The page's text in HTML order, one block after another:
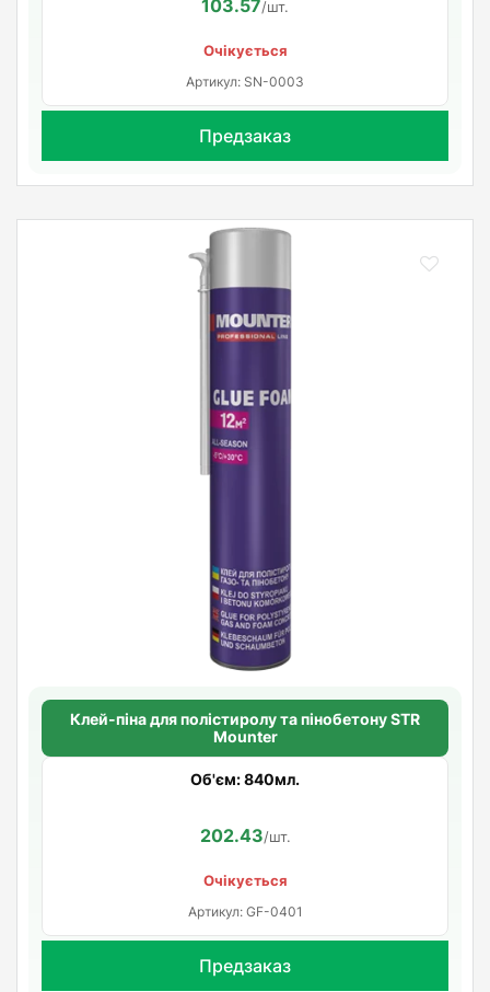
103.57/шт.
Очікується
Артикул: SN-0003
Предзаказ
Клей-піна для полістиролу та пінобетону STR
Mounter
Об'єм: 840мл.
202.43/шт.
Очікується
Артикул: GF-0401
Предзаказ